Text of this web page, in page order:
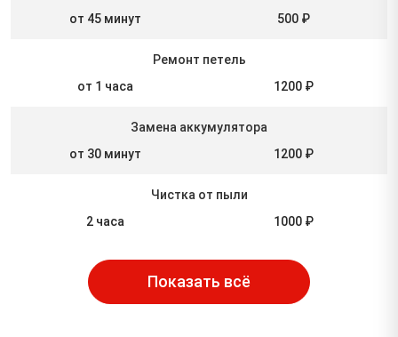
от 45 минут
500 ₽
Ремонт петель
от 1 часа
1200 ₽
Замена аккумулятора
от 30 минут
1200 ₽
Чистка от пыли
2 часа
1000 ₽
Показать всё